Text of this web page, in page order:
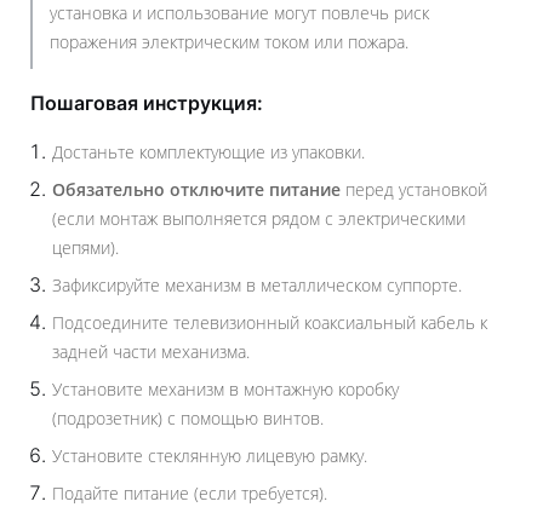
установка и использование могут повлечь риск
поражения электрическим током или пожара.
Пошаговая инструкция:
Достаньте комплектующие из упаковки.
Обязательно отключите питание перед установкой
(если монтаж выполняется рядом с электрическими
цепями).
Зафиксируйте механизм в металлическом суппорте.
Подсоедините телевизионный коаксиальный кабель к
задней части механизма.
Установите механизм в монтажную коробку
(подрозетник) с помощью винтов.
Установите стеклянную лицевую рамку.
Подайте питание (если требуется).